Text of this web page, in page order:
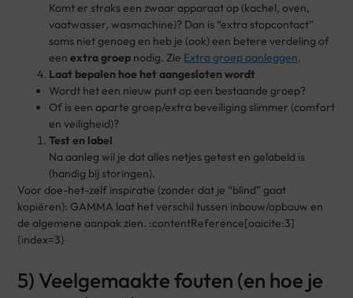
Komt er straks een zwaar apparaat op (kachel, oven,
vaatwasser, wasmachine)? Dan is “extra stopcontact”
soms niet genoeg en heb je (ook) een betere verdeling of
eenextra groep nodig. Zie Extra groep aanleggen.
Laat bepalen hoe het aangesloten wordt
Wordt het een nieuw punt op een bestaande groep?
Of is een aparte groep/extra beveiliging slimmer (comfort
en veiligheid)?
Test en label
Na aanleg wil je dat alles netjes getest en gelabeld is
(handig bij storingen).
Voor doe-het-zelf inspiratie (zonder dat je “blind” gaat
kopiëren): GAMMA laat het verschil tussen inbouw/opbouw en
de algemene aanpak zien. :contentReference[oaicite:3]
{index=3}
5) Veelgemaakte fouten (en hoe je